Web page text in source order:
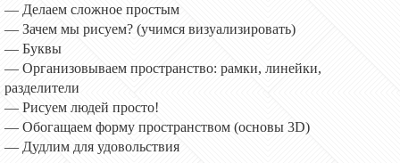
— Делаем сложное простым
— Зачем мы рисуем? (учимся визуализировать)
— Буквы
— Организовываем пространство: рамки, линейки,
разделители
— Рисуем людей просто!
— Обогащаем форму пространством (основы 3D)
— Дудлим для удовольствия